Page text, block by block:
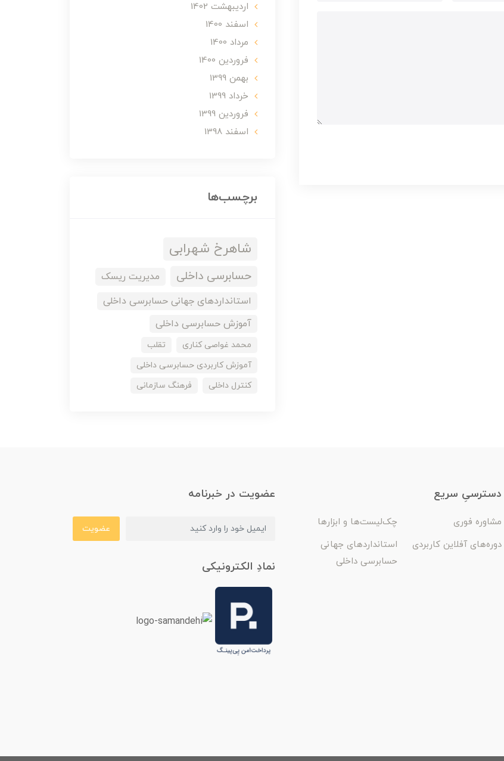
ارديبهشت 1402
اسفند 1400
مرداد 1400
فروردین 1400
بهمن 1399
خرداد 1399
فروردین 1399
اسفند 1398
برچسب‌ها
شاهرخ شهرابی
حسابرسی داخلی
مدیریت ریسک
استانداردهای جهانی حسابرسی داخلی
آموزش حسابرسی داخلی
محمد غواصی کناری
تقلب
آموزش کاربردی حسابرسی داخلی
کنترل داخلی
فرهنگ سازمانی
دسترسیِ سریع
مشاوره فوری
چک‌لیست‌ها و ابزارها
دوره‌های آفلاین کاربردی
استانداردهای جهانی
حسابرسی داخلی
عضویت در خبرنامه
عضویت
نمادِ الکترونیکی